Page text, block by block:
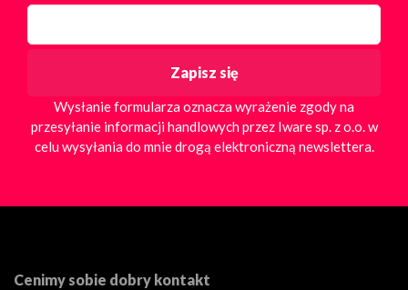
Wysłanie formularza oznacza wyrażenie zgody na
przesyłanie informacji handlowych przez Iware sp. z o.o. w
celu wysyłania do mnie drogą elektroniczną newslettera.
Cenimy sobie dobry kontakt